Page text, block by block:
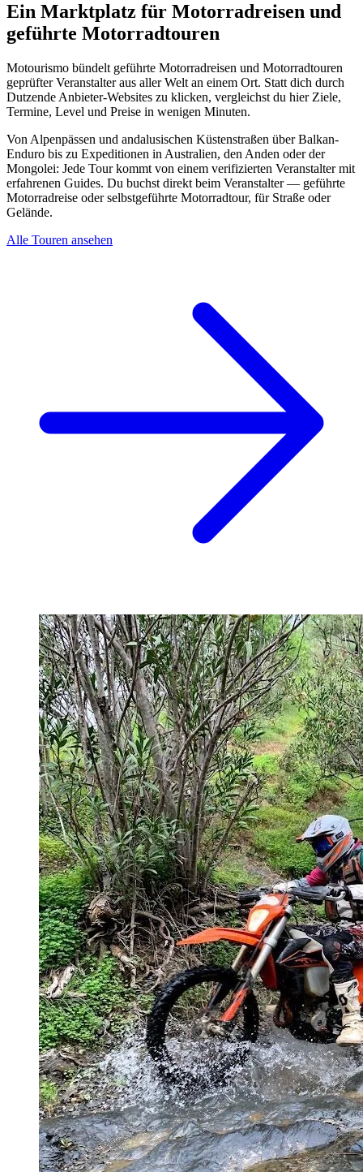
Ein Marktplatz für Motorradreisen und
geführte Motorradtouren
Motourismo bündelt geführte Motorradreisen und Motorradtouren
geprüfter Veranstalter aus aller Welt an einem Ort. Statt dich durch
Dutzende Anbieter-Websites zu klicken, vergleichst du hier Ziele,
Termine, Level und Preise in wenigen Minuten.
Von Alpenpässen und andalusischen Küstenstraßen über Balkan-
Enduro bis zu Expeditionen in Australien, den Anden oder der
Mongolei: Jede Tour kommt von einem verifizierten Veranstalter mit
erfahrenen Guides. Du buchst direkt beim Veranstalter — geführte
Motorradreise oder selbstgeführte Motorradtour, für Straße oder
Gelände.
Alle Touren ansehen